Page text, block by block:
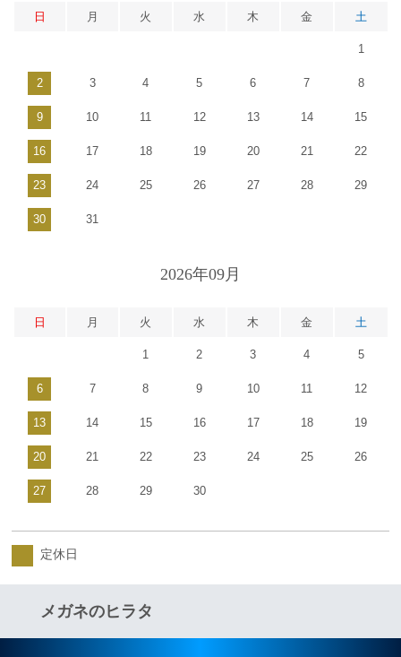
日 月 火 水 木 金 土
1
2 3 4 5 6 7 8
9 10 11 12 13 14 15
16 17 18 19 20 21 22
23 24 25 26 27 28 29
30 31
2026年09月
日 月 火 水 木 金 土
1 2 3 4 5
6 7 8 9 10 11 12
13 14 15 16 17 18 19
20 21 22 23 24 25 26
27 28 29 30
定休日
メガネのヒラタ